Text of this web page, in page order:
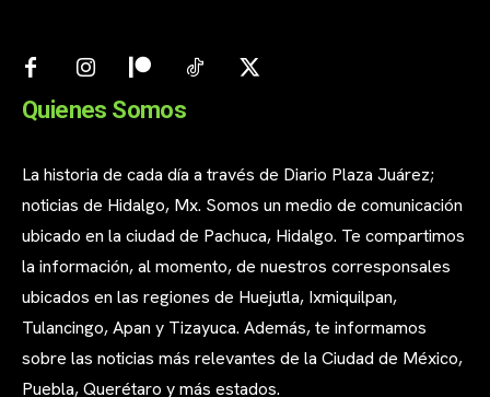
Quienes Somos
La historia de cada día a través de Diario Plaza Juárez;
noticias de Hidalgo, Mx. Somos un medio de comunicación
ubicado en la ciudad de Pachuca, Hidalgo. Te compartimos
la información, al momento, de nuestros corresponsales
ubicados en las regiones de Huejutla, Ixmiquilpan,
Tulancingo, Apan y Tizayuca. Además, te informamos
sobre las noticias más relevantes de la Ciudad de México,
Puebla, Querétaro y más estados.